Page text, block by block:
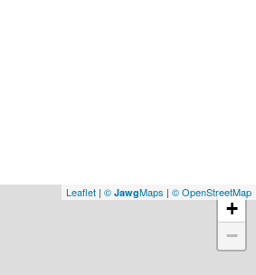
+
−
Leaflet | © JawgMaps | © OpenStreetMap